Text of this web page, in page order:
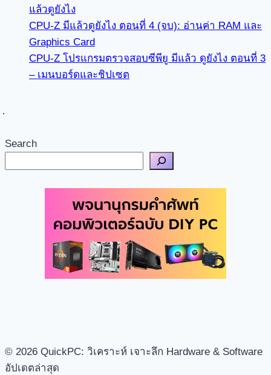
แล้วดูยังไง
CPU-Z มีแล้วดูยังไง ตอนที่ 4 (จบ): อ่านค่า RAM และ
Graphics Card
CPU-Z โปรแกรมตรวจสอบซีพียู มีแล้ว ดูยังไง ตอนที่ 3
– เมนบอร์ดและชิปเซต
Search
© 2026 QuickPC: วิเคราะห์ เจาะลึก Hardware & Software
อัปเดตล่าสุด